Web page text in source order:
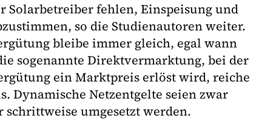
Solarbetreiber fehlen, Einspeisung und
so die Studienautoren weiter.
bleibe immer gleich, egal wann
sogenannte Direktvermarktung, bei der
ein Marktpreis erlöst wird, reiche
Dynamische Netzentgelte seien zwar
umgesetzt werden.